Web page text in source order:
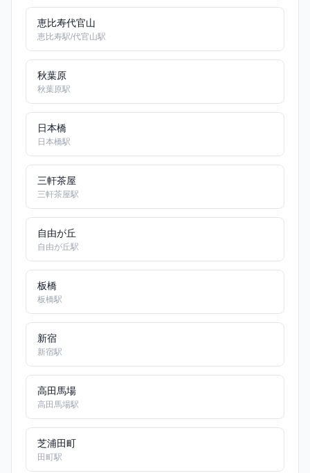
恵比寿代官山
恵比寿駅/代官山駅
秋葉原
秋葉原駅
日本橋
日本橋駅
三軒茶屋
三軒茶屋駅
自由が丘
自由が丘駅
板橋
板橋駅
新宿
新宿駅
高田馬場
高田馬場駅
芝浦田町
田町駅